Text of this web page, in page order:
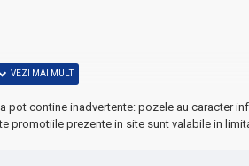
contine inadvertente: pozele au caracter
promotiile prezente in site sunt valabile in